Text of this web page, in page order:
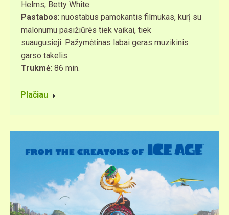
Helms, Betty White
Pastabos: nuostabus pamokantis filmukas, kurį su
malonumu pasižiūrės tiek vaikai, tiek
suaugusieji. Pažymėtinas labai geras muzikinis
garso takelis.
Trukmė: 86 min.
Plačiau